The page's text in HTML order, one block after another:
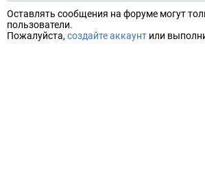
Оставлять сообщения на форуме могут
пользователи.
Пожалуйста, создайте аккаунт или